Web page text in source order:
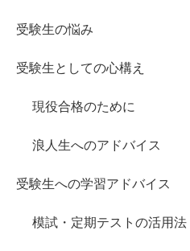
受験生の悩み
受験生としての心構え
現役合格のために
浪人生へのアドバイス
受験生への学習アドバイス
模試・定期テストの活用法